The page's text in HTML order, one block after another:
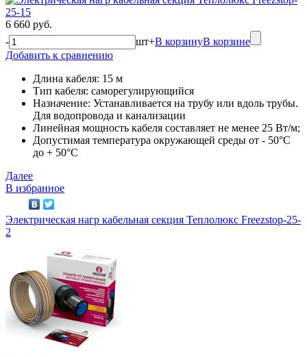
6 660 руб.
-
шт+В корзинуВ корзине
Добавить к сравнению
Длина кабеля: 15 м
Тип кабеля: саморегулирующийся
Назначение: Устанавливается на трубу или вдоль трубы.
Для водопровода и канализации
Линейная мощность кабеля составляет не менее 25 Вт/м;
Допустимая температура окружающей среды от - 50°C
до + 50°C
Далее
В избранное
Электрическая нагр кабельная секция Теплолюкс Freezstop-25-
2